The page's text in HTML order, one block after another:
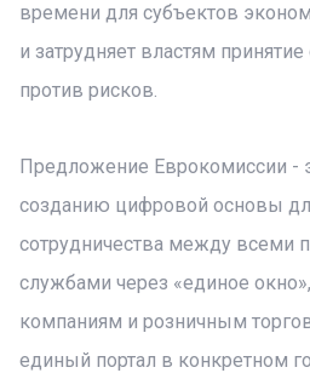
времени для субъектов
и затрудняет властям
против рисков.
Предложение Еврокомиссии -
созданию цифровой основы
сотрудничества между всеми
службами через «единое
компаниям и розничным
единый портал в конкретном